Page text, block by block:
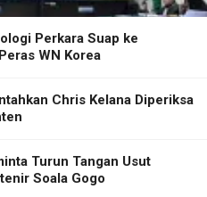
Perkara Suap ke
WN Korea
Chris Kelana Diperiksa
Turun Tangan Usut
Soala Gogo